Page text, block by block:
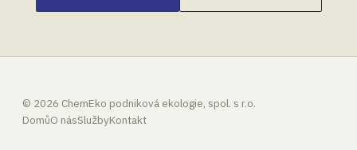
© 2026 ChemEko podniková ekologie, spol. s r.o.
DomůO násSlužbyKontakt